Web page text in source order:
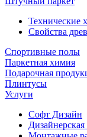
Технические
Свойства
Спортивные полы
Паркетная химия
Подарочная
Плинтусы
Услуги
Софт Дизайн